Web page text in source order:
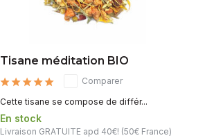
Tisane méditation BIO
Comparer
Cette tisane se compose de différ...
En stock
Livraison GRATUITE apd 40€! (50€ France)